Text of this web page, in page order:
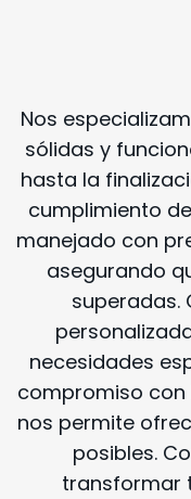
Nos
sólidas y
hasta la
cumplimiento
manejado con
asegurando
superadas.
necesidades
compromiso con
nos permite
posibles.
transformar